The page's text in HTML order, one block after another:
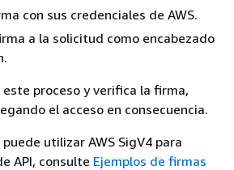
con sus credenciales de AWS.
a la solicitud como encabezado
este proceso y verifica la firma,
el acceso en consecuencia.
utilizar AWS SigV4 para
API, consulte Ejemplos de firmas